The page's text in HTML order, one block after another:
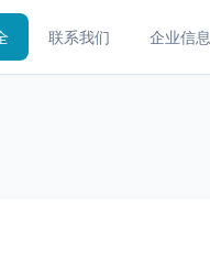
联系我们 企业信息